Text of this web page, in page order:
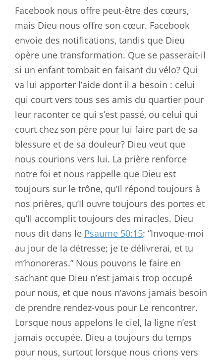
Facebook nous offre peut-être des cœurs,
mais Dieu nous offre son cœur. Facebook
envoie des notifications, tandis que Dieu
opère une transformation. Que se passerait-il
si un enfant tombait en faisant du vélo? Qui
va lui apporter l’aide dont il a besoin : celui
qui court vers tous ses amis du quartier pour
leur raconter ce qui s’est passé, ou celui qui
court chez son père pour lui faire part de sa
blessure et de sa douleur? Dieu veut que
nous courions vers lui. La prière renforce
notre foi et nous rappelle que Dieu est
toujours sur le trône, qu’Il répond toujours à
nos prières, qu’Il ouvre toujours des portes et
qu’Il accomplit toujours des miracles. Dieu
nous dit dans le Psaume 50:15: “Invoque-moi
au jour de la détresse; je te délivrerai, et tu
m’honoreras.” Nous pouvons le faire en
sachant que Dieu n’est jamais trop occupé
pour nous, et que nous n’avons jamais besoin
de prendre rendez-vous pour Le rencontrer.
Lorsque nous appelons le ciel, la ligne n’est
jamais occupée. Dieu a toujours du temps
pour nous, surtout lorsque nous crions vers